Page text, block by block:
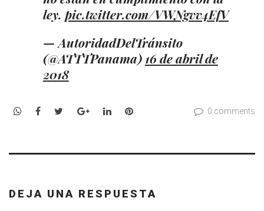
ley. pic.twitter.com/VWNgvv4EfV
— AutoridadDelTránsito
(@ATTTPanama) 16 de abril de
2018
WhatsApp
Facebook
TwitterGoogle+LinkedInPinterest 0 comments
DEJA UNA RESPUESTA